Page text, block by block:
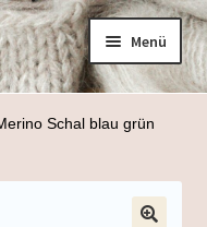
Menü
Schal blau grün